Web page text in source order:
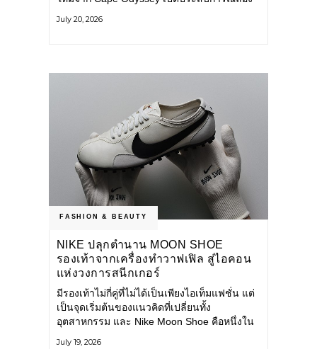
ไป ผสานความสะดวกสบายแบบโรงแรมระดับ
July 20, 2026
FASHION & BEAUTY
NIKE ปลุกตำนาน MOON SHOE
รองเท้าจากเครื่องทำวาฟเฟิล สู่ไอคอน
แห่งวงการสนีกเกอร์
มีรองเท้าไม่กี่คู่ที่ไม่ได้เป็นเพียงไอเท็มแฟชั่น แต่
เป็นจุดเริ่มต้นของแนวคิดที่เปลี่ยนทั้ง
อุตสาหกรรม และ Nike Moon Shoe คือหนึ่งใน
July 19, 2026